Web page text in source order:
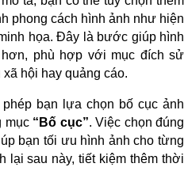
phong cách hình ảnh như hiện
họa. Đây là bước giúp hình
phù hợp với mục đích sử
hội hay quảng cáo.
bạn lựa chọn bố cục ảnh
mục “Bố cục”. Việc chọn đúng
bạn tối ưu hình ảnh cho từng
lại sau này, tiết kiệm thêm thời